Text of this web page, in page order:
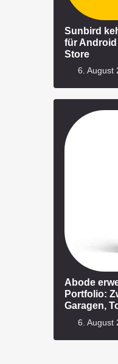
Sunbird
für Android
Store
6. August
Abode
Portfolio:
Garagen,
6. August